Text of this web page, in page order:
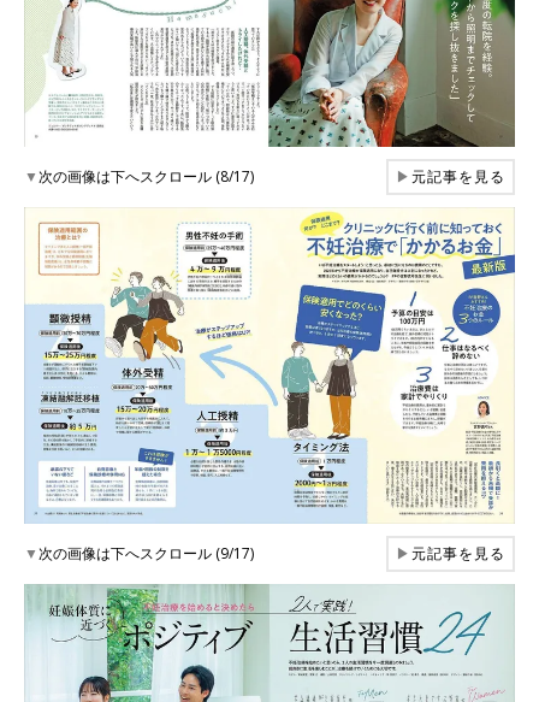
▼次の画像は下へスクロール (8/17) ▶元記事を見る
▼次の画像は下へスクロール (9/17) ▶元記事を見る